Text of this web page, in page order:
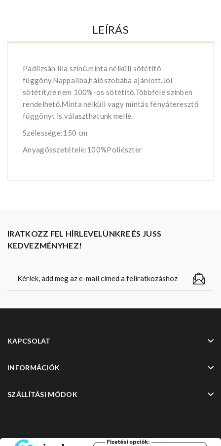
LEÍRÁS
Padlizsán lila színű,minta nélküli sötétítő
függöny.Nappaliba,hálószobába ajánlott.Jól
sötétít,de nem 100%-os sötétítő.Többféle színben
rendelhető.Minta nélküli vagy mintás fényáteresztő
függönyt is választhatunk mellé.
Szélessége:150 cm
Anyagösszetétele:100%Poliészter
IRATKOZZ FEL HÍRLEVELÜNKRE ÉS JUSS
KEDVEZMÉNYHEZ!
KAPCSOLAT
INFORMÁCIÓK
SZÁLLÍTÁSI MÓDOK